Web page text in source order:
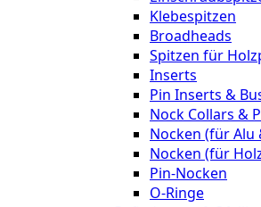
Klebespitzen
Broadheads
Spitzen für
Inserts
Pin Inserts &
Nock Collars &
Nocken (für Alu
Nocken (für
Pin-Nocken
O-Ringe